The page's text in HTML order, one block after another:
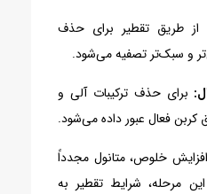
از طریق تقطیر برای حذف
و سبک‌تر تصفیه می‌شود.
برای حذف ترکیبات آلی و
کربن فعال عبور داده می‌شود.
خلوص، متانول مجدداً
مرحله، شرایط تقطیر به